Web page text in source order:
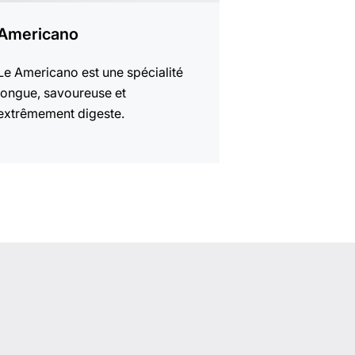
Americano est une spécialité
savoureuse et
digeste.